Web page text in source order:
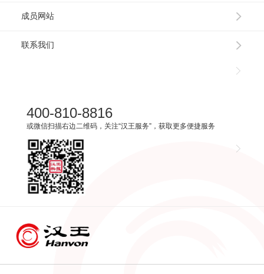
成员网站
联系我们
400-810-8816
或微信扫描右边二维码，关注“汉王服务”，获取更多便捷服务